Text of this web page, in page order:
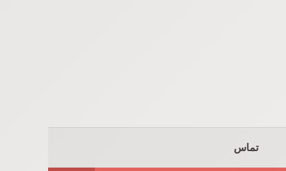
تماس